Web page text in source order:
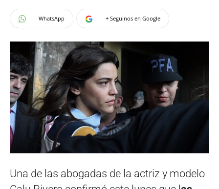
WhatsApp + Seguinos en Google
Una de las abogadas de la actriz y modelo